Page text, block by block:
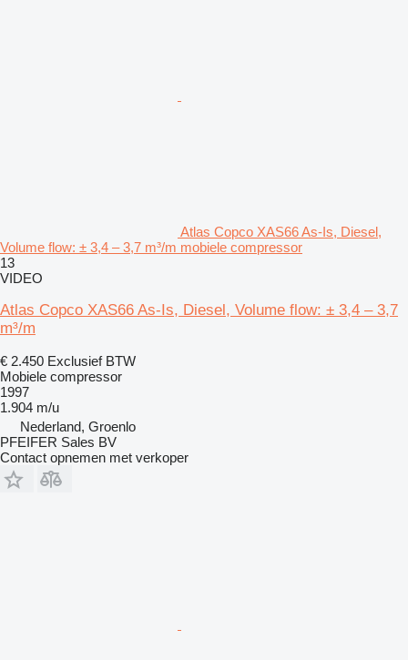
Atlas Copco XAS66 As-Is, Diesel,
Volume flow: ± 3,4 – 3,7 m³/m mobiele compressor
13
VIDEO
Atlas Copco XAS66 As-Is, Diesel, Volume flow: ± 3,4 – 3,7
m³/m
€ 2.450 Exclusief BTW
Mobiele compressor
1997
1.904 m/u
Nederland, Groenlo
PFEIFER Sales BV
Contact opnemen met verkoper